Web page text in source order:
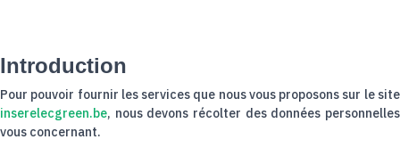
Introduction
Pour pouvoir fournir les services que nous vous proposons sur le site
inserelecgreen.be, nous devons récolter des données personnelles
vous concernant.